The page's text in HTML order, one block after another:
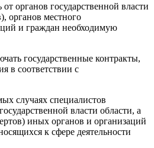
органов государственной власти
органов местного
и граждан необходимую
государственные контракты,
в соответствии с
случаях специалистов
власти области, а
иных органов и организаций
к сфере деятельности